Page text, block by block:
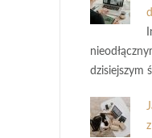
dzisiejszym